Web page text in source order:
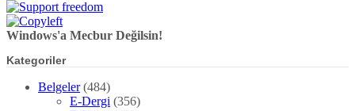
Windows'a Mecbur Değilsin!
Kategoriler
Belgeler(484)
E-Dergi (356)